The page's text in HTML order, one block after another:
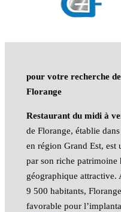
pour votre recherche
Florange
Restaurant du midi à
de Florange, établie
en région Grand Est,
par son riche patrimoine
géographique attractive.
9 500 habitants,
favorable pour